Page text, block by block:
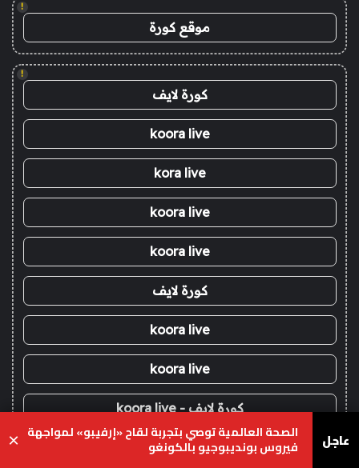
!
موقع كورة
!
كورة لايف
koora live
kora live
koora live
koora live
كورة لايف
koora live
koora live
كورة لايف - koora live
كورة لايف - koora live عاجل الصحة العالمية توصي بتجربة لقاح «إرفيبو» لمواجهة
فيروس بونديبوجيو بالكونغو ×